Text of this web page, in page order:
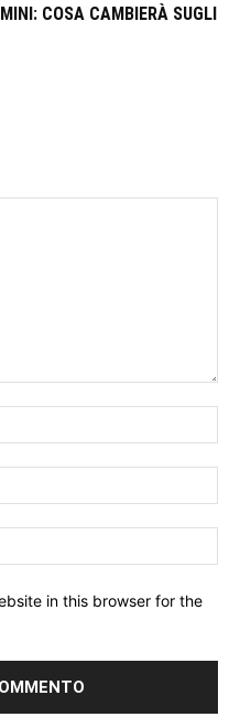
COSA CAMBIERÀ SUGLI
in this browser for the